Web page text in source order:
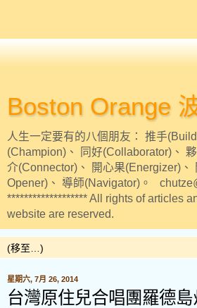
Boston Orange
人生一定要有的八個朋友： 推手
(Champion)、 同好(Collaborator)、
介(Connector)、 開心果(Energizer)、
Opener)、 導師(Navigator)。
******************* All rights of articles
website are reserved.
星期六, 7月 26, 2014
台灣原住兒合唱團羅德